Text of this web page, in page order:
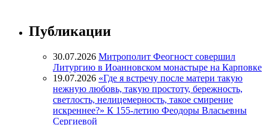
Публикации
30.07.2026 Митрополит Феогност совершил
Литургию в Иоанновском монастыре на Карповке
19.07.2026 «Где я встречу после матери такую
нежную любовь, такую простоту, бережность,
светлость, нелицемерность, такое смирение
искреннее?» К 155-летию Феодоры Власьевны
Сергиевой